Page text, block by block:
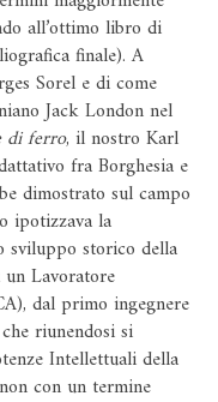
all’ottimo libro di
finale). A
Sorel e di come
Jack London nel
di ferro, il nostro Karl
fra Borghesia e
dimostrato sul campo
ipotizzava la
sviluppo storico della
Lavoratore
dal primo ingegnere
riunendosi si
Intellettuali della
con un termine